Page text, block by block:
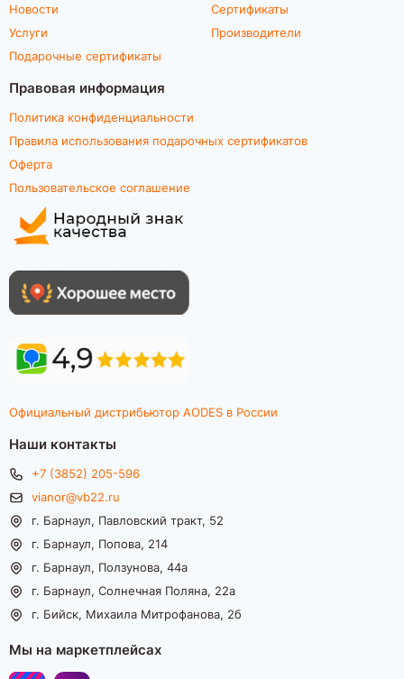
Новости
Услуги
Подарочные сертификаты
Сертификаты
Производители
Правовая информация
Политика конфиденциальности
Правила использования подарочных сертификатов
Оферта
Пользовательское соглашение
Официальный дистрибьютор AODES в России
Наши контакты
+7 (3852) 205-596
vianor@vb22.ru
г. Барнаул, Павловский тракт, 52
г. Барнаул, Попова, 214
г. Барнаул, Ползунова, 44а
г. Барнаул, Солнечная Поляна, 22а
г. Бийск, Михаила Митрофанова, 2б
Мы на маркетплейсах